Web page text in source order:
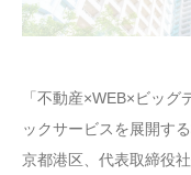
「不動産×WEB×ビッ
ックサービスを展開す
京都港区、代表取締役